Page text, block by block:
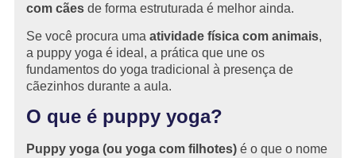
com cãesde forma estruturada é melhor ainda.
Se você procura uma atividade física com animais,
a puppy yoga é ideal, a prática que une os
fundamentos do yoga tradicional à presença de
cãezinhos durante a aula.
O que é puppy yoga?
Puppy yoga (ou yoga com filhotes)é o que o nome